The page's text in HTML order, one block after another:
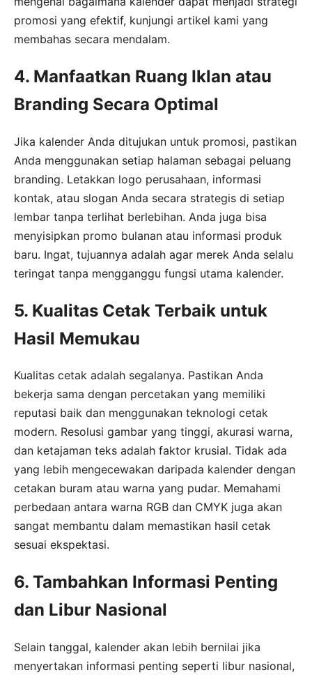
promosi yang efektif, kunjungi artikel kami yang
membahas secara mendalam.
4. Manfaatkan Ruang Iklan atau
Branding Secara Optimal
Jika kalender Anda ditujukan untuk promosi, pastikan
Anda menggunakan setiap halaman sebagai peluang
branding. Letakkan logo perusahaan, informasi
kontak, atau slogan Anda secara strategis di setiap
lembar tanpa terlihat berlebihan. Anda juga bisa
menyisipkan promo bulanan atau informasi produk
baru. Ingat, tujuannya adalah agar merek Anda selalu
teringat tanpa mengganggu fungsi utama kalender.
5. Kualitas Cetak Terbaik untuk
Hasil Memukau
Kualitas cetak adalah segalanya. Pastikan Anda
bekerja sama dengan percetakan yang memiliki
reputasi baik dan menggunakan teknologi cetak
modern. Resolusi gambar yang tinggi, akurasi warna,
dan ketajaman teks adalah faktor krusial. Tidak ada
yang lebih mengecewakan daripada kalender dengan
cetakan buram atau warna yang pudar. Memahami
perbedaan antara warna RGB dan CMYK juga akan
sangat membantu dalam memastikan hasil cetak
sesuai ekspektasi.
6. Tambahkan Informasi Penting
dan Libur Nasional
Selain tanggal, kalender akan lebih bernilai jika
menyertakan informasi penting seperti libur nasional,